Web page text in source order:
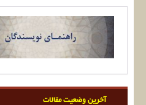
آخرین وضعیت مقالات